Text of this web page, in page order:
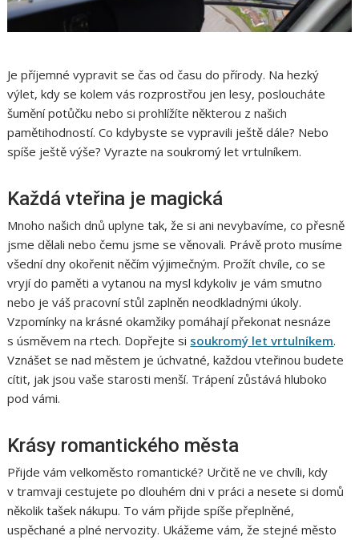
Je příjemné vypravit se čas od času do přírody. Na hezký
výlet, kdy se kolem vás rozprostřou jen lesy, posloucháte
šumění potůčku nebo si prohlížíte některou z našich
pamětihodností. Co kdybyste se vypravili ještě dále? Nebo
spíše ještě výše? Vyrazte na soukromý let vrtulníkem.
Každá vteřina je magická
Mnoho našich dnů uplyne tak, že si ani nevybavíme, co přesně
jsme dělali nebo čemu jsme se věnovali. Právě proto musíme
všední dny okořenit něčím výjimečným. Prožít chvíle, co se
vryjí do paměti a vytanou na mysl kdykoliv je vám smutno
nebo je váš pracovní stůl zaplněn neodkladnými úkoly.
Vzpomínky na krásné okamžiky pomáhají překonat nesnáze
s úsměvem na rtech. Dopřejte si soukromý let vrtulníkem.
Vznášet se nad městem je úchvatné, každou vteřinou budete
cítit, jak jsou vaše starosti menší. Trápení zůstává hluboko
pod vámi.
Krásy romantického města
Přijde vám velkoměsto romantické? Určitě ne ve chvíli, kdy
v tramvaji cestujete po dlouhém dni v práci a nesete si domů
několik tašek nákupu. To vám přijde spíše přeplněné,
uspěchané a plné nervozity. Ukážeme vám, že stejné město